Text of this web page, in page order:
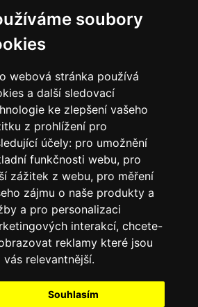
soubory
webová stránka používá
a další sledovací
ke zlepšení vašeho
z prohlížení pro
účely: pro umožnění
funkčnosti webu, pro
zážitek z webu, pro měření
zájmu o naše produkty a
a pro personalizaci
interakcí, chcete-
reklamy které jsou
vás relevantnější.
Souhlasím
doplňky
ESD
regálům
rámy
regálům
Drobný materiál
police
sloupky
Oboustranné sloupky
panely
police
do 125 kg/polici
do 190 kg/polici
do 200 kg/polici
do 330 kg/polici
šedé
do 125 kg/polici
do 200 kg/polici
do 350 kg/polici
do 190 kg/polici
do 240 kg/polici